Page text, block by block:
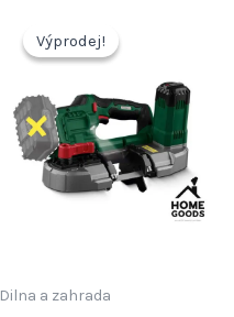
Výprodej!
Výprodej!
Dilna a zahrada